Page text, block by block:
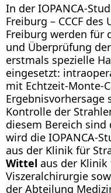
In der IOPANCA-
Freiburg – CCCF
Freiburg werden für
und Überprüfung
erstmals spezielle
eingesetzt:
mit Echtzeit-Monte-
Ergebnisvorhersage
Kontrolle der
diesem Bereich
wird die IOPANCA-
aus der Klinik für
Wittel aus der
Viszeralchirurgie
der Abteilung